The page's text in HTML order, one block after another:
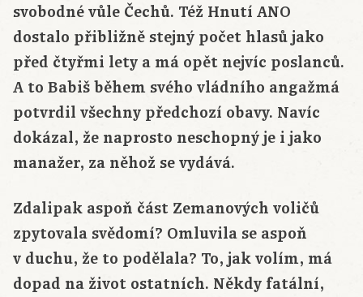
svobodné vůle Čechů. Též Hnutí ANO
dostalo přibližně stejný počet hlasů jako
před čtyřmi lety a má opět nejvíc poslanců.
A to Babiš během svého vládního angažmá
potvrdil všechny předchozí obavy. Navíc
dokázal, že naprosto neschopný je i jako
manažer, za něhož se vydává.
Zdalipak aspoň část Zemanových voličů
zpytovala svědomí? Omluvila se aspoň
v duchu, že to podělala? To, jak volím, má
dopad na život ostatních. Někdy fatální,